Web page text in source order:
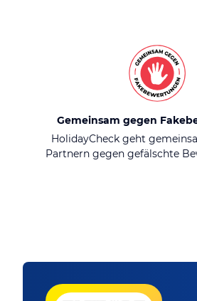
Gemeinsam gegen
HolidayCheck geht
Partnern gegen gefälschte